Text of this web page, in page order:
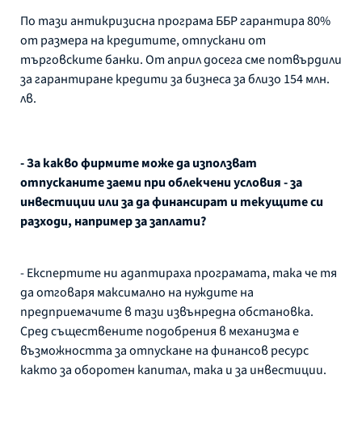
По тази антикризисна програма ББР гарантира 80%
от размера на кредитите, отпускани от
търговските банки. От април досега сме потвърдили
за гарантиране кредити за бизнеса за близо 154 млн.
лв.
- За какво фирмите може да използват
отпусканите заеми при облекчени условия - за
инвестиции или за да финансират и текущите си
разходи, например за заплати?
- Експертите ни адаптираха програмата, така че тя
да отговаря максимално на нуждите на
предприемачите в тази извънредна обстановка.
Сред съществените подобрения в механизма е
възможността за отпускане на финансов ресурс
както за оборотен капитал, така и за инвестиции.